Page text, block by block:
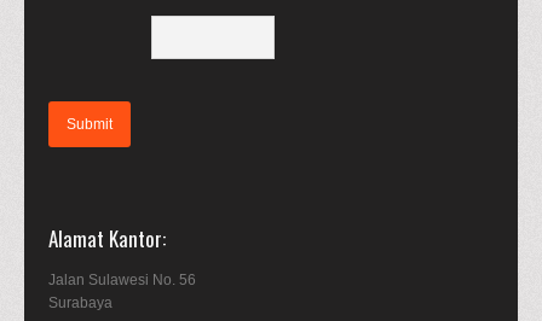
Alamat Kantor
Jalan Sulawesi No. 56
Surabaya